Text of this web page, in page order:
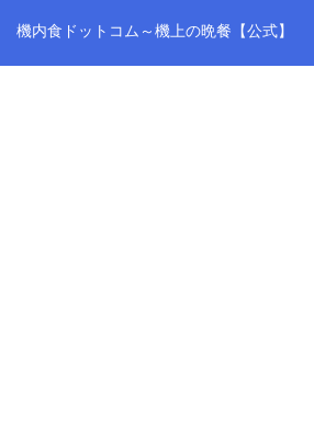
機内食ドットコム～機上の晩餐【公式】